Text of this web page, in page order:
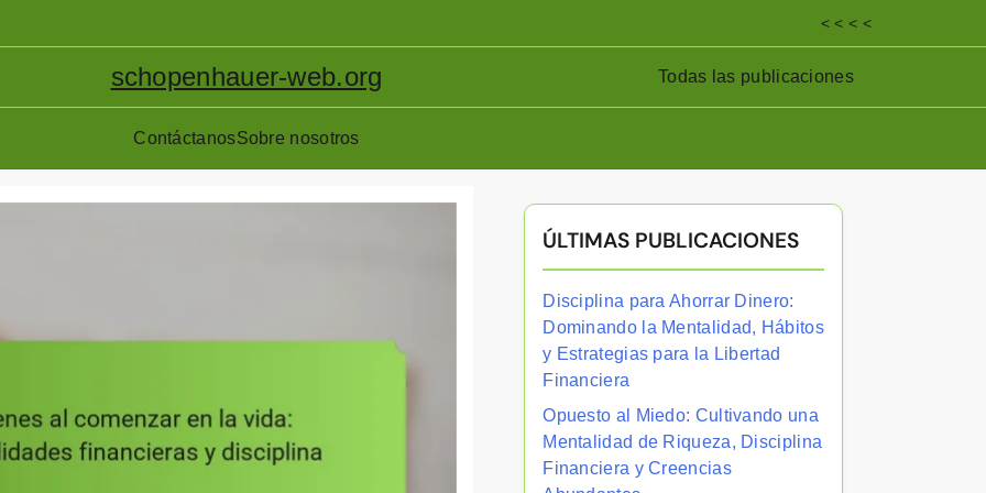
< < < <
schopenhauer-web.org Todas las publicaciones
ContáctanosSobre nosotros
ÚLTIMAS PUBLICACIONES
Disciplina para Ahorrar Dinero:
Dominando la Mentalidad, Hábitos
y Estrategias para la Libertad
Financiera
Opuesto al Miedo: Cultivando una
Mentalidad de Riqueza, Disciplina
Financiera y Creencias